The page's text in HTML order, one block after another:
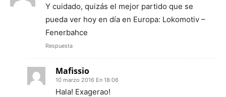
Y cuidado, quizás el mejor partido que se
pueda ver hoy en día en Europa: Lokomotiv –
Fenerbahce
Respuesta
Mafissio
10 marzo 2016 En 18:06
Hala! Exagerao!